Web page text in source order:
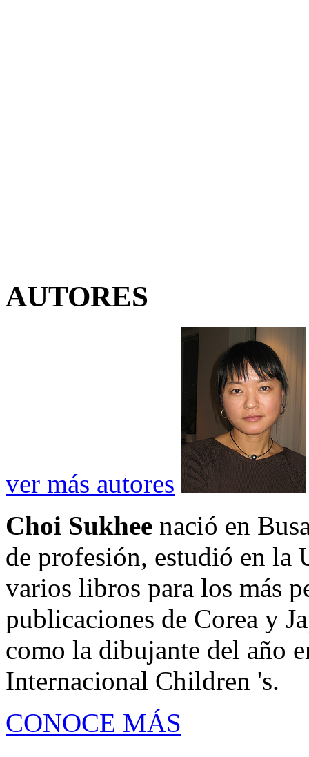
AUTORES
ver más autores
Choi Sukhee nació en
de profesión, estudió en la
varios libros para los más
publicaciones de Corea y
como la dibujante del año
Internacional Children 's.
CONOCE MÁS